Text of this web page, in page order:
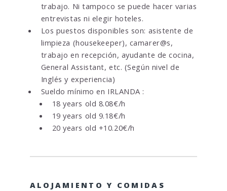
trabajo. Ni tampoco se puede hacer varias
entrevistas ni elegir hoteles.
Los puestos disponibles son: asistente de
limpieza (housekeeper), camarer@s,
trabajo en recepción, ayudante de cocina,
General Assistant, etc. (Según nivel de
Inglés y experiencia)
Sueldo mínimo en IRLANDA :
18 years old 8.08€/h
19 years old 9.18€/h
20 years old +10.20€/h
ALOJAMIENTO Y COMIDAS